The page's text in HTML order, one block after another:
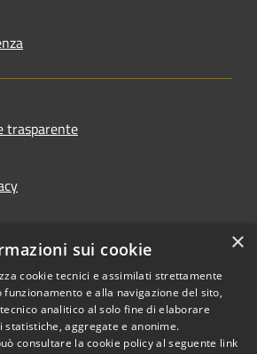
trasparente
Copyright © 2026 • Comune di
×
sui cookie
cookie tecnici e assimilati strettamente
e alla navigazione del sito,
analitico al solo fine di elaborare
statistiche, aggregate e anonime.
consultare la cookie policy al seguente link